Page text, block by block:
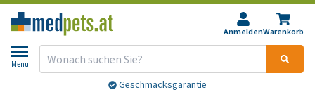
AnmeldenWarenkorb
Menu
Geschmacksgarantie